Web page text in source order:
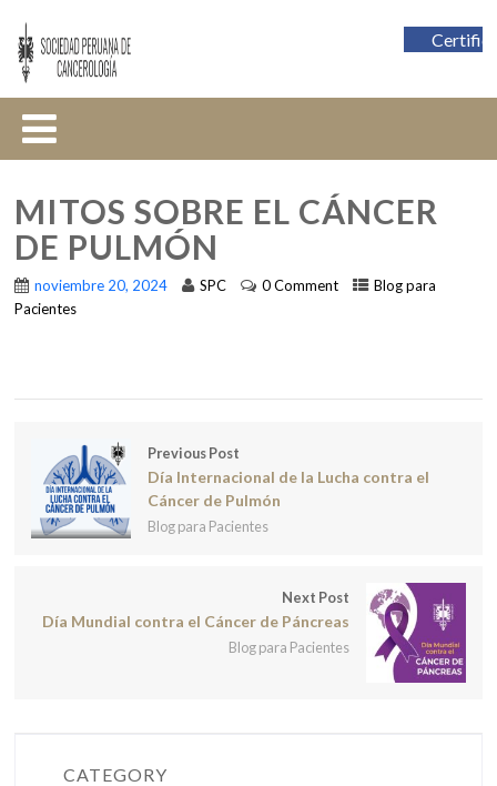
MITOS SOBRE EL CÁNCER
DE PULMÓN
noviembre 20, 2024 SPC 0 Comment
Blog para
Pacientes
Previous Post
Día Internacional de la Lucha contra el
Cáncer de Pulmón
Blog para Pacientes
Next Post
Día Mundial contra el Cáncer de Páncreas
Blog para Pacientes
CATEGORY